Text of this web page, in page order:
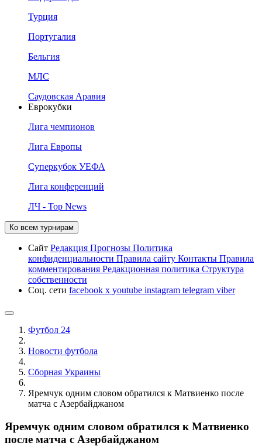
Турция
Португалия
Бельгия
МЛС
Саудовская Аравия
Еврокубки
Лига чемпионов
Лига Европы
Суперкубок УЕФА
Лига конференций
ЛЧ - Top News
Ко всем турнирам
Сайт Редакция Прогнозы Политика
конфиденциальности Правила сайту Контакты Правила
комментирования Редакционная политика Структура
собственности
Соц. сети facebook x youtube instagram telegram viber
Футбол 24
Новости футбола
Сборная Украины
Яремчук одним словом обратился к Матвиенко после
матча с Азербайджаном
Яремчук одним словом обратился к Матвиенко
после матча с Азербайджаном